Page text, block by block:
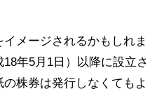
メージされるかもしれま
年5月1日）以降に設立さ
株券は発行しなくてもよ